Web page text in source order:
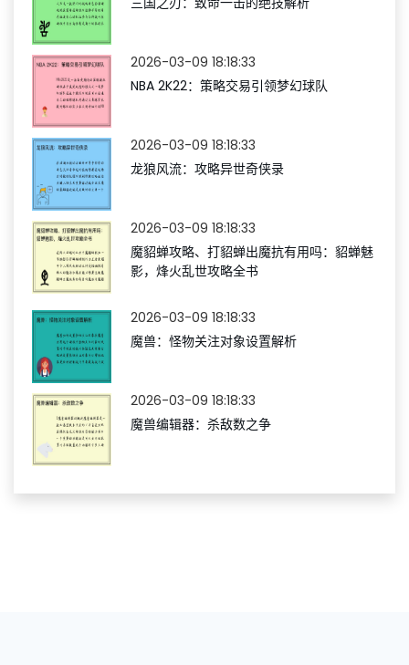
2026-03-09 18:18:33
NBA 2K22：策略交易引领梦幻球队
2026-03-09 18:18:33
龙狼风流：攻略异世奇侠录
2026-03-09 18:18:33
魔貂蝉攻略、打貂蝉出魔抗有用吗：貂蝉魅
影，烽火乱世攻略全书
2026-03-09 18:18:33
魔兽：怪物关注对象设置解析
2026-03-09 18:18:33
魔兽编辑器：杀敌数之争